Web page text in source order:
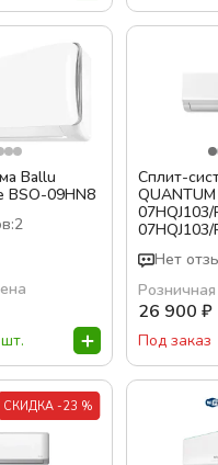
/ Ночной режим
фильтрация
Показать варианты
Ballu
BSO-09HN8
Сплит-
07HQJ103/
Нет
26 900 ₽
Под заказ
СКИДКА -23 %